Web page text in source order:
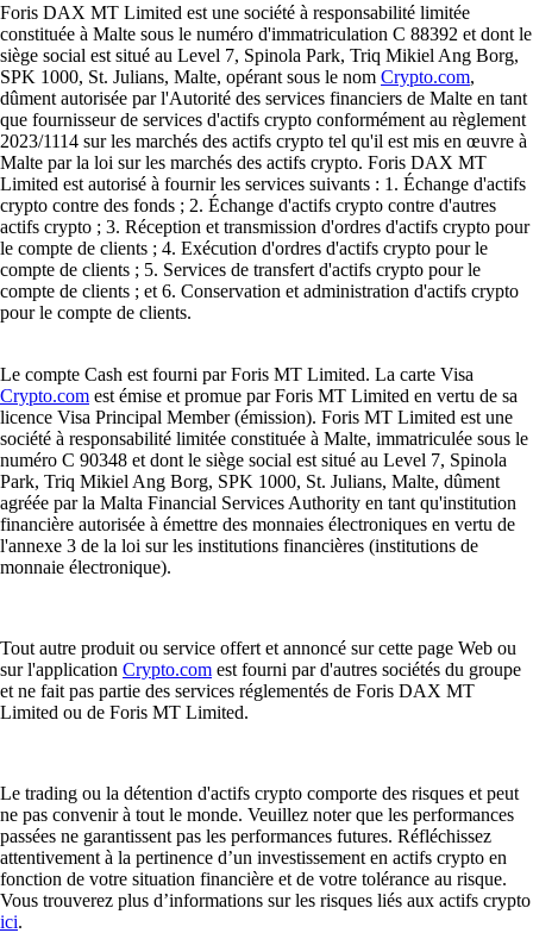
Foris DAX MT Limited est une société à responsabilité limitée
constituée à Malte sous le numéro d'immatriculation C 88392 et dont le
siège social est situé au Level 7, Spinola Park, Triq Mikiel Ang Borg,
SPK 1000, St. Julians, Malte, opérant sous le nom Crypto.com,
dûment autorisée par l'Autorité des services financiers de Malte en tant
que fournisseur de services d'actifs crypto conformément au règlement
2023/1114 sur les marchés des actifs crypto tel qu'il est mis en œuvre à
Malte par la loi sur les marchés des actifs crypto. Foris DAX MT
Limited est autorisé à fournir les services suivants : 1. Échange d'actifs
crypto contre des fonds ; 2. Échange d'actifs crypto contre d'autres
actifs crypto ; 3. Réception et transmission d'ordres d'actifs crypto pour
le compte de clients ; 4. Exécution d'ordres d'actifs crypto pour le
compte de clients ; 5. Services de transfert d'actifs crypto pour le
compte de clients ; et 6. Conservation et administration d'actifs crypto
pour le compte de clients.
Le compte Cash est fourni par Foris MT Limited. La carte Visa
Crypto.com est émise et promue par Foris MT Limited en vertu de sa
licence Visa Principal Member (émission). Foris MT Limited est une
société à responsabilité limitée constituée à Malte, immatriculée sous le
numéro C 90348 et dont le siège social est situé au Level 7, Spinola
Park, Triq Mikiel Ang Borg, SPK 1000, St. Julians, Malte, dûment
agréée par la Malta Financial Services Authority en tant qu'institution
financière autorisée à émettre des monnaies électroniques en vertu de
l'annexe 3 de la loi sur les institutions financières (institutions de
monnaie électronique).
Tout autre produit ou service offert et annoncé sur cette page Web ou
sur l'application Crypto.com est fourni par d'autres sociétés du groupe
et ne fait pas partie des services réglementés de Foris DAX MT
Limited ou de Foris MT Limited.
Le trading ou la détention d'actifs crypto comporte des risques et peut
ne pas convenir à tout le monde. Veuillez noter que les performances
passées ne garantissent pas les performances futures. Réfléchissez
attentivement à la pertinence d’un investissement en actifs crypto en
fonction de votre situation financière et de votre tolérance au risque.
Vous trouverez plus d’informations sur les risques liés aux actifs crypto
ici.